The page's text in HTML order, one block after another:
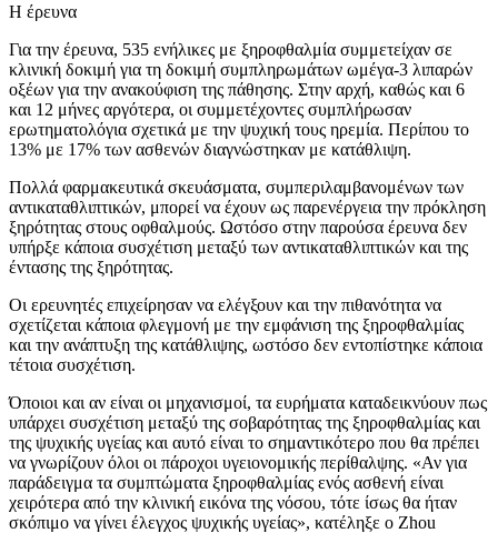
Η έρευνα
Για την έρευνα, 535 ενήλικες με ξηροφθαλμία συμμετείχαν σε
κλινική δοκιμή για τη δοκιμή συμπληρωμάτων ωμέγα-3 λιπαρών
οξέων για την ανακούφιση της πάθησης. Στην αρχή, καθώς και 6
και 12 μήνες αργότερα, οι συμμετέχοντες συμπλήρωσαν
ερωτηματολόγια σχετικά με την ψυχική τους ηρεμία. Περίπου το
13% με 17% των ασθενών διαγνώστηκαν με κατάθλιψη.
Πολλά φαρμακευτικά σκευάσματα, συμπεριλαμβανομένων των
αντικαταθλιπτικών, μπορεί να έχουν ως παρενέργεια την πρόκληση
ξηρότητας στους οφθαλμούς. Ωστόσο στην παρούσα έρευνα δεν
υπήρξε κάποια συσχέτιση μεταξύ των αντικαταθλιπτικών και της
έντασης της ξηρότητας.
Οι ερευνητές επιχείρησαν να ελέγξουν και την πιθανότητα να
σχετίζεται κάποια φλεγμονή με την εμφάνιση της ξηροφθαλμίας
και την ανάπτυξη της κατάθλιψης, ωστόσο δεν εντοπίστηκε κάποια
τέτοια συσχέτιση.
Όποιοι και αν είναι οι μηχανισμοί, τα ευρήματα καταδεικνύουν πως
υπάρχει συσχέτιση μεταξύ της σοβαρότητας της ξηροφθαλμίας και
της ψυχικής υγείας και αυτό είναι το σημαντικότερο που θα πρέπει
να γνωρίζουν όλοι οι πάροχοι υγειονομικής περίθαλψης. «Αν για
παράδειγμα τα συμπτώματα ξηροφθαλμίας ενός ασθενή είναι
χειρότερα από την κλινική εικόνα της νόσου, τότε ίσως θα ήταν
σκόπιμο να γίνει έλεγχος ψυχικής υγείας», κατέληξε ο Zhou